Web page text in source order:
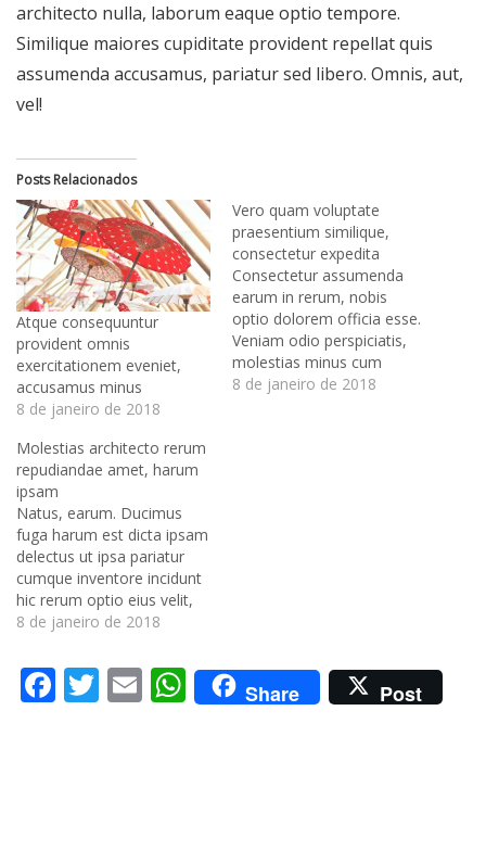
architecto nulla, laborum eaque optio tempore.
Similique maiores cupiditate provident repellat quis
assumenda accusamus, pariatur sed libero. Omnis, aut,
vel!
Posts Relacionados
Atque consequuntur
provident omnis
exercitationem eveniet,
accusamus minus
8 de janeiro de 2018
Vero quam voluptate
praesentium similique,
consectetur expedita
Consectetur assumenda
earum in rerum, nobis
optio dolorem officia esse.
Veniam odio perspiciatis,
molestias minus cum
temporibus quis, unde
8 de janeiro de 2018
Molestias architecto rerum
repudiandae amet, harum
ipsam
Natus, earum. Ducimus
fuga harum est dicta ipsam
delectus ut ipsa pariatur
cumque inventore incidunt
hic rerum optio eius velit,
magnam nihil explicabo
quis ex debitis. Hic,
aspernatur nostrum
cupiditate rerum debitis
8 de janeiro de 2018
Facebook
Twitter
EmailWhatsApp
Share Post